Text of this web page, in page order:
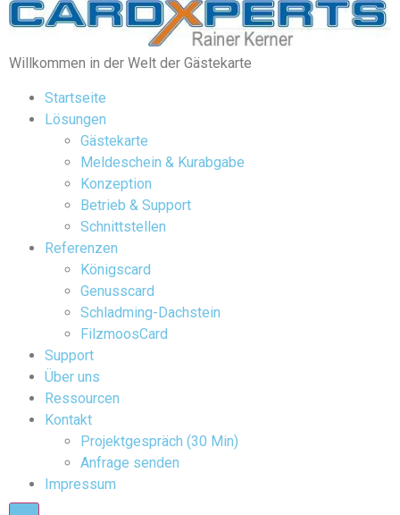
Willkommen in der Welt der Gästekarte
Startseite
Lösungen
Gästekarte
Meldeschein & Kurabgabe
Konzeption
Betrieb & Support
Schnittstellen
Referenzen
Königscard
Genusscard
Schladming-Dachstein
FilzmoosCard
Support
Über uns
Ressourcen
Kontakt
Projektgespräch (30 Min)
Anfrage senden
Impressum